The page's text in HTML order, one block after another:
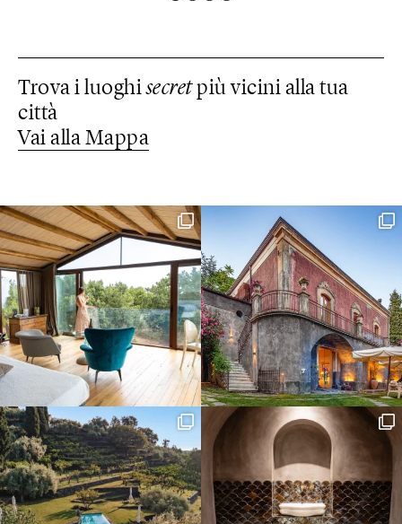
Trova i luoghisecretpiù vicini alla tua
città
Vai alla Mappa